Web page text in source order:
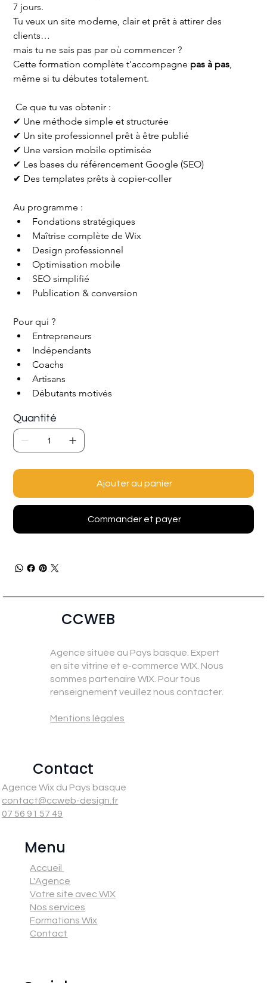
7 jours.
Tu veux un site moderne, clair et prêt à attirer des
clients…
mais tu ne sais pas par où commencer ?
Cette formation complète t’accompagne pas à pas,
même si tu débutes totalement.
Ce que tu vas obtenir :
✔ Une méthode simple et structurée
✔ Un site professionnel prêt à être publié
✔ Une version mobile optimisée
✔ Les bases du référencement Google (SEO)
✔ Des templates prêts à copier-coller
Au programme :
Fondations stratégiques
Maîtrise complète de Wix
Design professionnel
Optimisation mobile
SEO simplifié
Publication & conversion
Pour qui ?
Entrepreneurs
Indépendants
Coachs
Artisans
Débutants motivés
Quantité
Ajouter au panier
Commander et payer
Contact
Agence Wix du Pays basque
contact@ccweb-design.fr
07 56 91 57 49
Menu
Accueil
L'Agence
Votre site avec WIX
Nos services
Formations Wix
Contact
CCWEB
Agence située au Pays basque. Expert
en site vitrine et e-commerce WIX. Nous
sommes partenaire WIX. Pour tous
renseignement veuillez nous contacter.
Mentions légales